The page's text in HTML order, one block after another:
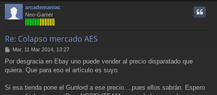
arcademaniac
Neo-Gamer
Re: Colapso mercado AES
M
n
s
Mar, 11 Mar 2014, 13:27
Por desgracia en Ebay uno puede vender al precio disparatado que
quiera. Que para eso el artículo es suyo.
Si esa tienda pone el Gunlord a ese precio....pues ellos sabrán. Espero